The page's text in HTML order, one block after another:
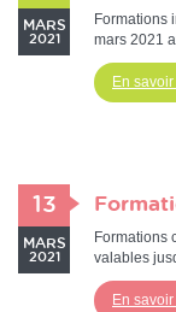
MARS
2021
Formations
mars 2021
En
13
MARS
2021
Formations
valables
En